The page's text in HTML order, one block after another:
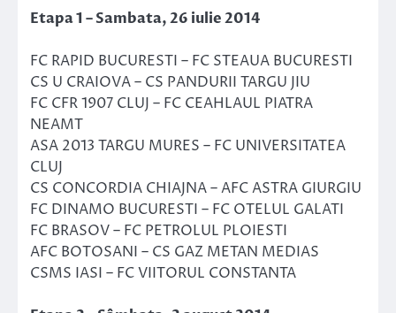
Etapa 1 – Sambata, 26 iulie 2014
FC RAPID BUCURESTI – FC STEAUA BUCURESTI
CS U CRAIOVA – CS PANDURII TARGU JIU
FC CFR 1907 CLUJ – FC CEAHLAUL PIATRA
NEAMT
ASA 2013 TARGU MURES – FC UNIVERSITATEA
CLUJ
CS CONCORDIA CHIAJNA – AFC ASTRA GIURGIU
FC DINAMO BUCURESTI – FC OTELUL GALATI
FC BRASOV – FC PETROLUL PLOIESTI
AFC BOTOSANI – CS GAZ METAN MEDIAS
CSMS IASI – FC VIITORUL CONSTANTA